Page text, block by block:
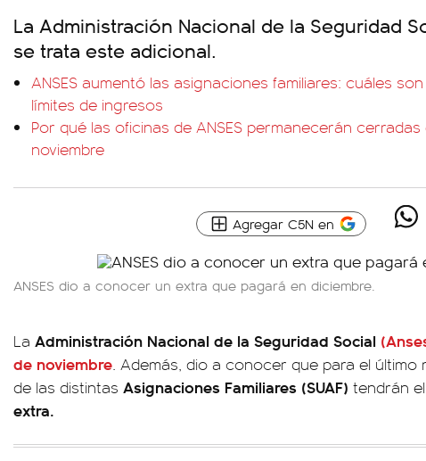
La Administración Nacional de la Seguridad
se trata este adicional.
ANSES aumentó las asignaciones familiares: cuáles
límites de ingresos
Por qué las oficinas de ANSES permanecerán
noviembre
Agregar C5N en
ANSES dio a conocer un extra que pagará en diciembre.
La Administración Nacional de la Seguridad Social
de noviembre. Además, dio a conocer que para el último
de las distintas Asignaciones Familiares (SUAF) tendrán el
extra.